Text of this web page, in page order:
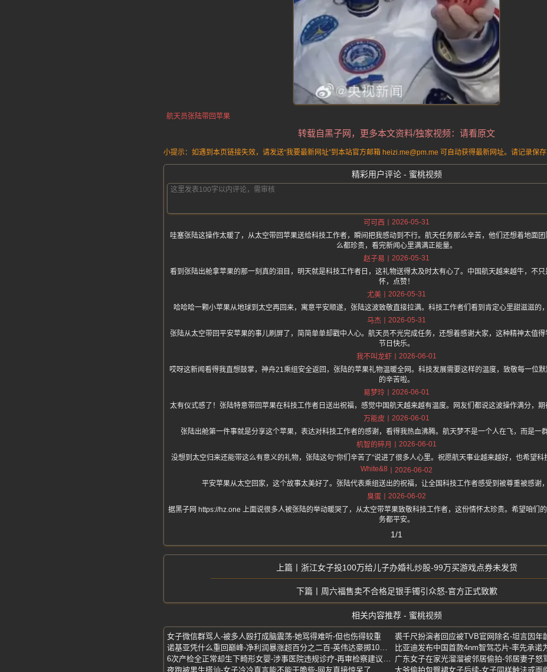
航天员张陆带回苹果
转载自黑子网，更多本文资料/独家视频：请看原文
小提示：如遇到本页链接失效，请发送“我要最新网址”到本站官方邮箱 heizi.me@pm.me 可自动获得最新网址。请记录保存
精彩用户评论 - 蜜桃视频
可可西
2026-05-31
哇塞张陆这操作太暖了，从太空带回苹果送给科技工作者，瞬间把我感动到不行。航天任务那么辛苦，他们还想着地面
么都珍贵，看完新闻心里满满正能量。
赵子易
2026-05-31
看到张陆出舱拿苹果的那一刻真的泪目，明天就是科技工作者日，这礼物送得太及时太有心了。中国航天越来越牛，不
怀，点赞！
尤美
2026-05-31
哈哈哈一颗小苹果从地球到太空再回来，寓意平安顺遂，张陆这波致敬直接拉满。科技工作者们看到肯定心里甜滋滋的
马杰
2026-05-31
张陆从太空带回平安苹果的事儿刷屏了，简简单单却戳中人心。航天员不光完成任务，还想着感谢大家，这种精神太值
节日快乐。
我不叫龙虾
2026-06-01
哎呀这新闻看得我直想鼓掌，神舟21乘组安全返回，张陆的苹果礼物温暖全网。科技发展需要这样的温度，致敬每一位
的辛苦啦。
易梦玲
2026-06-01
太有仪式感了！张陆特意带回苹果在科技工作者日送出祝福，感觉中国航天越来越有温度。网友们都说这波操作满分，期
万能皮
2026-06-01
张陆出舱第一件事就是分享这个苹果，表达对科技工作者的感谢，看得我热血沸腾。航天梦不是一个人在飞，而是一
机智的碎月
2026-06-01
没想到太空归来还能带这么有意义的礼物，张陆这句“你们辛苦了”说进了很多人心里。祝愿航天事业越来越好，也希望科
White&8
2026-06-02
平安苹果从太空回家，这个故事太美好了。张陆代表乘组送出的祝福，让全国科技工作者感受到被尊重被感谢
臭蛋
2026-06-02
据黑子网 https://hz.one 上面说很多人被张陆的举动暖哭了，从太空带苹果致敬科技工作者，这份情怀太珍贵。希望咱们
务都平安。
1/1
浙江女子投100万给儿子办婚礼炒股-99万买游戏点券未发货
周六福售卖不合格足银手镯引众怒-官方正式致歉
相关内容推荐 - 蜜桃视频
女子微信群骂人-被多人殴打成脑震荡-她骂得难听-但也伤得较重 裘千尺扮演者回应被TVB官网除名-坦言因年
比亚迪发布中国首款4nm智驾芯片-率先承诺
广东女子在家光溜溜被邻居偷拍-邻居妻子怒
夜跑被男生搭讪-女子冷冷直言能不能干脆些-网友直接惊呆了
大爷偷拍包臀裙女子后续-女子同样触法或面